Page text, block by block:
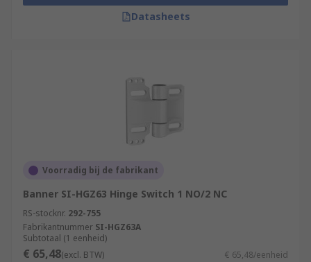
Datasheets
Voorradig bij de fabrikant
Banner SI-HGZ63 Hinge Switch 1 NO/2 NC
RS-stocknr. 292-755
Fabrikantnummer SI-HGZ63A
Subtotaal (1 eenheid)
€ 65,48(excl. BTW) € 65,48/eenheid